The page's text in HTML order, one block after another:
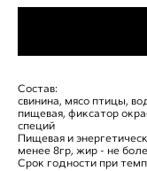
Состав:
свинина, мясо птицы,
пищевая, фиксатор
специй
Пищевая и
менее 8гр, жир - не
Срок годности при